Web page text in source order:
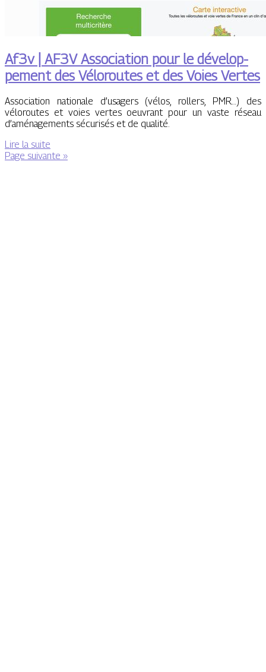
Af3v | AF3V Association pour le dévelop­
pe­ment des Véloroutes et des Voies Vertes
Association nationale d’usagers (vélos, rollers, PMR…) des
véloroutes et voies vertes oeuvrant pour un vaste réseau
d’aménagements sécurisés et de qualité.
Lire la suite
Page suivante »